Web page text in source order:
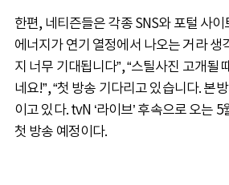
한편, 네티즌들은 각종 SNS와 포털 사이
에너지가 연기 열정에서 나오는 거라 생
지 너무 기대됩니다”, “스틸사진 고개될
네요!”, “첫 방송 기다리고 있습니다. 본
이고 있다. tvN ‘라이브’ 후속으로 오는 5
첫 방송 예정이다.